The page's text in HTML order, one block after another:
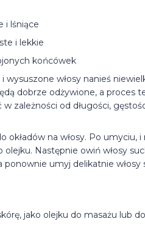
i lśniące
i lekkie
końcówek
wysuszone włosy nanieś
dobrze odżywione, a proces
zależności od długości,
okładów na włosy. Po
olejku. Następnie owiń włosy
ponownie umyj delikatnie włosy
jako olejku do masażu lub